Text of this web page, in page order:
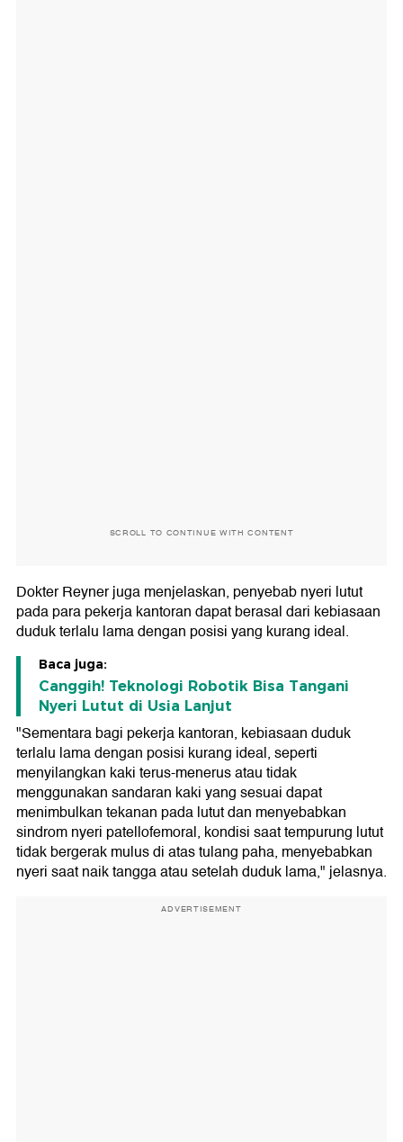
SCROLL TO CONTINUE WITH CONTENT
Dokter Reyner juga menjelaskan, penyebab nyeri lutut
pada para pekerja kantoran dapat berasal dari kebiasaan
duduk terlalu lama dengan posisi yang kurang ideal.
Baca juga:
Canggih! Teknologi Robotik Bisa Tangani
Nyeri Lutut di Usia Lanjut
"Sementara bagi pekerja kantoran, kebiasaan duduk
terlalu lama dengan posisi kurang ideal, seperti
menyilangkan kaki terus-menerus atau tidak
menggunakan sandaran kaki yang sesuai dapat
menimbulkan tekanan pada lutut dan menyebabkan
sindrom nyeri patellofemoral, kondisi saat tempurung lutut
tidak bergerak mulus di atas tulang paha, menyebabkan
nyeri saat naik tangga atau setelah duduk lama," jelasnya.
ADVERTISEMENT